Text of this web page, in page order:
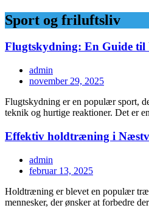
Sport og friluftsliv
Flugtskydning: En Guide til
admin
november 29, 2025
Flugtskydning er en populær sport,
teknik og hurtige reaktioner. Det er en
Effektiv holdtræning i
admin
februar 13, 2025
Holdtræning er blevet en populær
mennesker, der ønsker at forbedre